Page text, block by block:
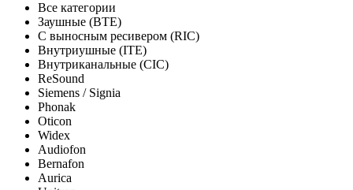
Все категории
Заушные (BTE)
С выносным ресивером (RIC)
Внутриушные (ITE)
Внутриканальные (CIC)
ReSound
Siemens / Signia
Phonak
Oticon
Widex
Audiofon
Bernafon
Aurica